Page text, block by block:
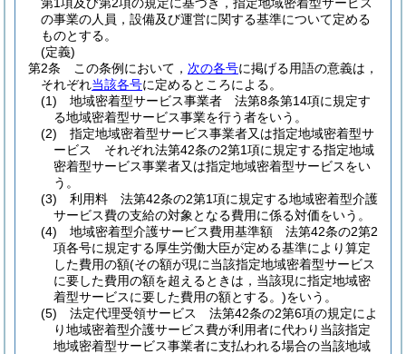
の事業の人員，設備及び運営に関する基準について定める
ものとする。
(定義)
第2条
この条例において， 次の各号に掲げる用語の意義は，
それぞれ当該各号に定めるところによる。
(1)
地域密着型サービス事業者 法第8条第14項に規定す
る地域密着型サービス事業を行う者をいう。
(2)
指定地域密着型サービス事業者又は指定地域密着型サ
ービス それぞれ法第42条の2第1項に規定する指定地域
密着型サービス事業者又は指定地域密着型サービスをい
う。
(3)
利用料 法第42条の2第1項に規定する地域密着型介護
サービス費の支給の対象となる費用に係る対価をいう。
(4)
地域密着型介護サービス費用基準額 法第42条の2第2
項各号に規定する厚生労働大臣が定める基準により算定
した費用の額(その額が現に当該指定地域密着型サービス
に要した費用の額を超えるときは，当該現に指定地域密
着型サービスに要した費用の額とする。)をいう。
(5)
法定代理受領サービス 法第42条の2第6項の規定によ
り地域密着型介護サービス費が利用者に代わり当該指定
地域密着型サービス事業者に支払われる場合の当該地域